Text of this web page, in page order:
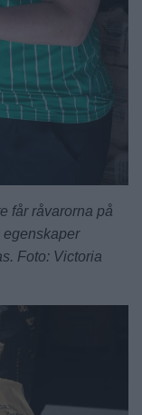
får råvarorna på
egenskaper
Foto: Victoria